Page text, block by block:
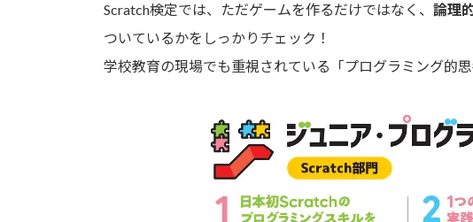
Scratch検定では、ただゲームを作るだけではなく、 論理
ついているかをしっかりチェック！
学校教育の現場でも重視されている「プログラミング的思